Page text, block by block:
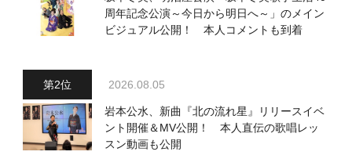
周年記念公演～今日から明日へ～」のメイン
ビジュアル公開！ 本人コメントも到着
2026.08.05
岩本公水、新曲『北の流れ星』リリースイベ
ント開催＆MV公開！ 本人直伝の歌唱レッ
スン動画も公開